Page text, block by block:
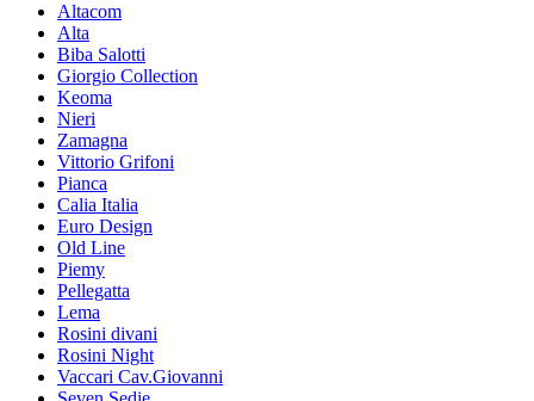
Altacom
Alta
Biba Salotti
Giorgio Collection
Keoma
Nieri
Zamagna
Vittorio Grifoni
Pianca
Calia Italia
Euro Design
Old Line
Piemy
Pellegatta
Lema
Rosini divani
Rosini Night
Vaccari Cav.Giovanni